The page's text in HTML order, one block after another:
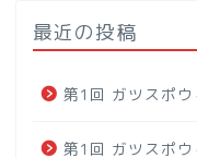
最近の投稿
第1回 ガツスポ
第1回 ガツスポ